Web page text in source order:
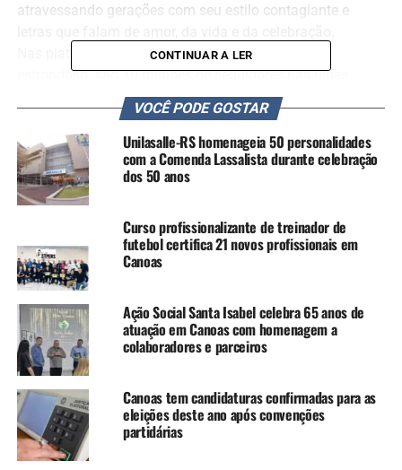
atravessando gerações com seu estilo contagiante e
Nas plataformas digitais, o sucesso também é
estrondoso: são 10 milhões de seguidores nas redes
sociais, mais de 6 milhões de ouvintes mensais no
Spotify e mais de 2 bilhões de visualizações no YouTube,
além de bilhões de streams em outros canais.
Turma do Pagode em Canoas – RS
27 de junho (sexta-feira)
Local: Clube Tradição (Av. Boqueirão, 801)
Horário: abertura da casa 22h
Show de abertura com Grupo CDP: 0h
Show principal com Turma do Pagode: 2h30
Ingressos:a partir de R$ 50,00
Pontos de venda:
Online (com taxa):
https://nextingresso.com.br
Ponto físico: Clube Tradição
Pagamento em dinheiro: sem taxa
CONTINUAR A LER
VOCÊ PODE GOSTAR
Unilasalle-RS homenageia 50 personalidades
com a Comenda Lassalista durante celebração
dos 50 anos
Curso profissionalizante de treinador de
futebol certifica 21 novos profissionais em
Canoas
Ação Social Santa Isabel celebra 65 anos de
atuação em Canoas com homenagem a
colaboradores e parceiros
Canoas tem candidaturas confirmadas para as
eleições deste ano após convenções
partidárias